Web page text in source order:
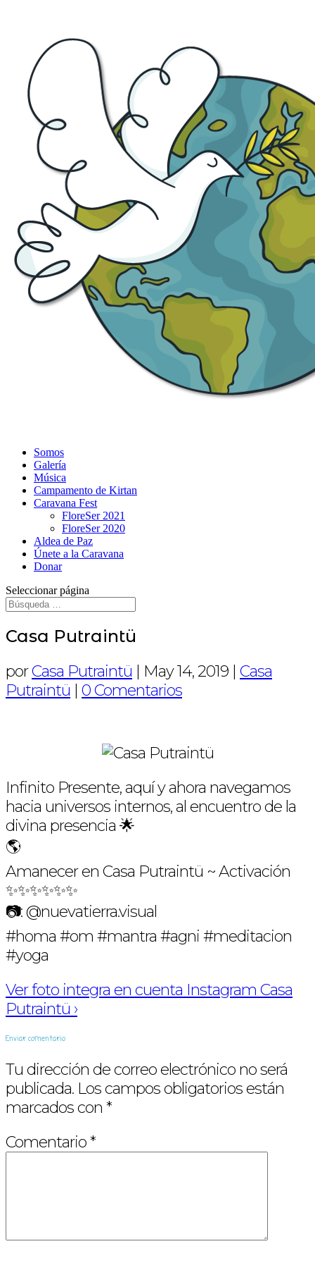
Somos
Galería
Música
Campamento de Kirtan
Caravana Fest
FloreSer 2021
FloreSer 2020
Aldea de Paz
Únete a la Caravana
Donar
Seleccionar página
Casa Putraintü
porCasa Putraintü | May 14, 2019 | Casa
Putraintü | 0 Comentarios
Infinito Presente, aquí y ahora navegamos
hacia universos internos, al encuentro de la
divina presencia 🌟
🌎
Amanecer en Casa Putraintü ~ Activación
✨✨✨✨✨✨
📷: @nuevatierra.visual
#homa #om #mantra #agni #meditacion
#yoga
Ver foto integra en cuenta Instagram Casa
Putraintü ›
Enviar comentario
Tu dirección de correo electrónico no será
publicada. Los campos obligatorios están
marcados con *
Comentario*